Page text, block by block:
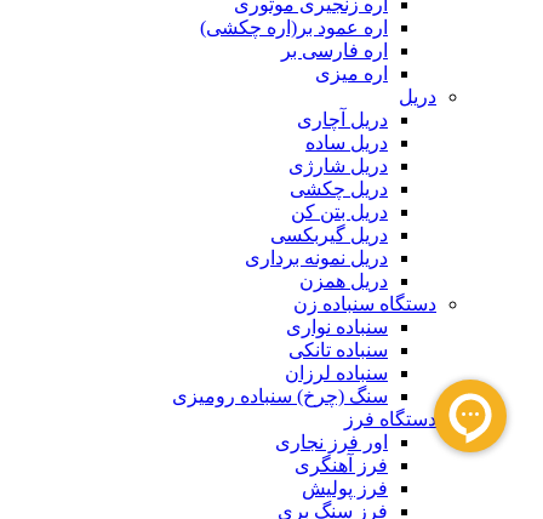
اره زنجیری موتوری
اره عمود بر(اره چکشی)
اره فارسی بر
اره میزی
دریل
دریل آچاری
دریل ساده
دریل شارژی
دریل چکشی
دریل بتن کن
دریل گیربکسی
دریل نمونه برداری
دریل همزن
دستگاه سنباده زن
سنباده نواری
سنباده تانکی
سنباده لرزان
سنگ (چرخ) سنباده رومیزی
دستگاه فرز
اور فرز نجاری
فرز آهنگری
فرز پولیش
فرز سنگ بری